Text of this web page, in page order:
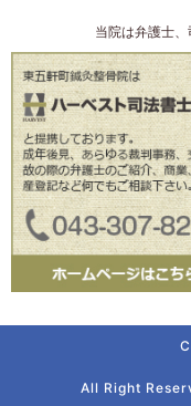
当院は弁護士、
All Right